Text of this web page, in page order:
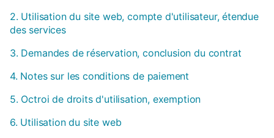
2. Utilisation du site web, compte d'utilisateur, étendue
des services
3. Demandes de réservation, conclusion du contrat
4. Notes sur les conditions de paiement
5. Octroi de droits d'utilisation, exemption
6. Utilisation du site web